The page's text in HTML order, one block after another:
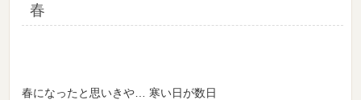
春
春になったと思いきや… 寒い日が数日